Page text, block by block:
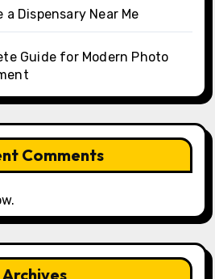
a Dispensary Near Me
Guide for Modern Photo
Comments
Archives